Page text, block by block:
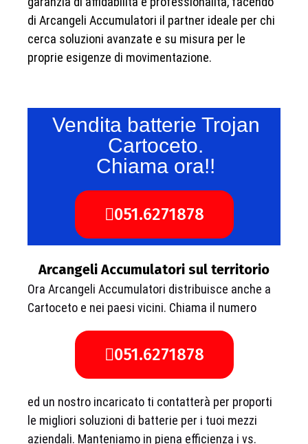
di Arcangeli Accumulatori il partner ideale per chi
cerca soluzioni avanzate e su misura per le
proprie esigenze di movimentazione.
Vendita batterie Trojan
Cartoceto.
Chiama ora!!
051.6271878
Arcangeli Accumulatori sul territorio
Ora Arcangeli Accumulatori distribuisce anche a
Cartoceto e nei paesi vicini. Chiama il numero
051.6271878
ed un nostro incaricato ti contatterà per proporti
le migliori soluzioni di batterie per i tuoi mezzi
aziendali. Manteniamo in piena efficienza i vs.